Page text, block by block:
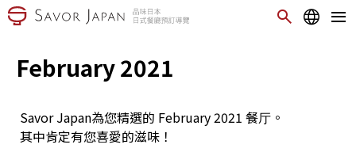
February 2021
Savor Japan為您精選的 February 2021 餐厅。
其中肯定有您喜愛的滋味！